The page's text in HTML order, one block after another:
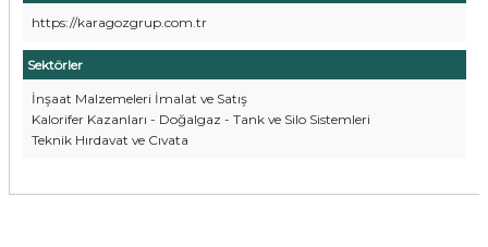
https://karagozgrup.com.tr
Sektörler
İnşaat Malzemeleri İmalat ve Satış
Kalorifer Kazanları - Doğalgaz - Tank ve Silo Sistemleri
Teknik Hırdavat ve Cıvata